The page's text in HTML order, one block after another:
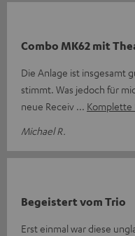
Combo MK62 mit
Die Anlage ist insgesamt
stimmt. Was jedoch für
neue Receiv
Komplette
Michael R.
Begeistert vom Trio
Erst einmal war diese